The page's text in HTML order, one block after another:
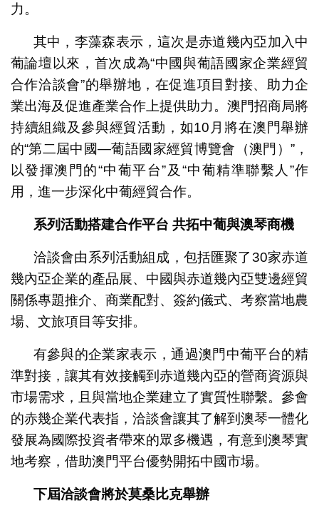
力。
其中，李藻森表示，這次是赤道幾內亞加入中
葡論壇以來，首次成為“中國與葡語國家企業經貿
合作洽談會”的舉辦地，在促進項目對接、助力企
業出海及促進產業合作上提供助力。澳門招商局將
持續組織及參與經貿活動，如10月將在澳門舉辦
的“第二屆中國—葡語國家經貿博覽會（澳門）”，
以發揮澳門的“中葡平台”及“中葡精準聯繫人”作
用，進一步深化中葡經貿合作。
系列活動搭建合作平台 共拓中葡與澳琴商機
洽談會由系列活動組成，包括匯聚了30家赤道
幾內亞企業的產品展、中國與赤道幾內亞雙邊經貿
關係專題推介、商業配對、簽約儀式、考察當地農
場、文旅項目等安排。
有參與的企業家表示，通過澳門中葡平台的精
準對接，讓其有效接觸到赤道幾內亞的營商資源與
市場需求，且與當地企業建立了實質性聯繫。參會
的赤幾企業代表指，洽談會讓其了解到澳琴一體化
發展為國際投資者帶來的眾多機遇，有意到澳琴實
地考察，借助澳門平台優勢開拓中國市場。
下屆洽談會將於莫桑比克舉辦